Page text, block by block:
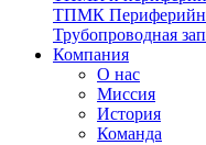
ТПМК
Трубопроводная
Компания
О нас
Миссия
История
Команда